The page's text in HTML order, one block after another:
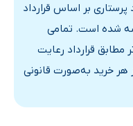
بر اساس قرارداد
شده است. تمامی
قرارداد رعایت
خرید به‌صورت قانونی